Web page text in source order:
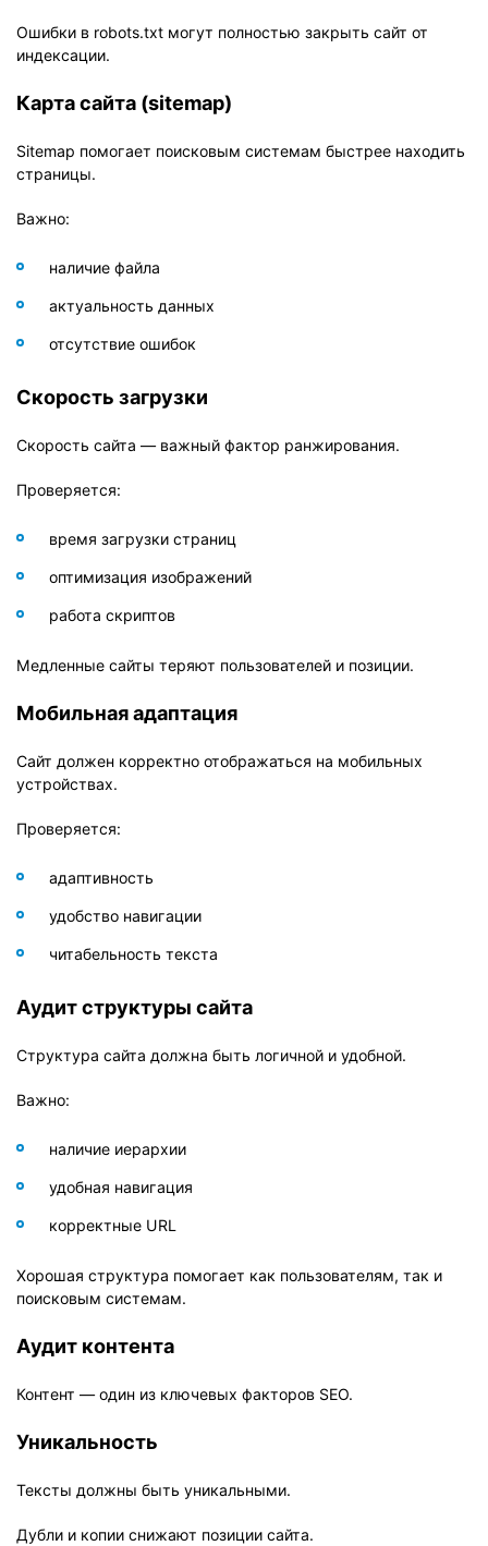
Ошибки в robots.txt могут полностью закрыть сайт от
индексации.
Карта сайта (sitemap)
Sitemap помогает поисковым системам быстрее находить
страницы.
Важно:
наличие файла
актуальность данных
отсутствие ошибок
Скорость загрузки
Скорость сайта — важный фактор ранжирования.
Проверяется:
время загрузки страниц
оптимизация изображений
работа скриптов
Медленные сайты теряют пользователей и позиции.
Мобильная адаптация
Сайт должен корректно отображаться на мобильных
устройствах.
Проверяется:
адаптивность
удобство навигации
читабельность текста
Аудит структуры сайта
Структура сайта должна быть логичной и удобной.
Важно:
наличие иерархии
удобная навигация
корректные URL
Хорошая структура помогает как пользователям, так и
поисковым системам.
Аудит контента
Контент — один из ключевых факторов SEO.
Уникальность
Тексты должны быть уникальными.
Дубли и копии снижают позиции сайта.